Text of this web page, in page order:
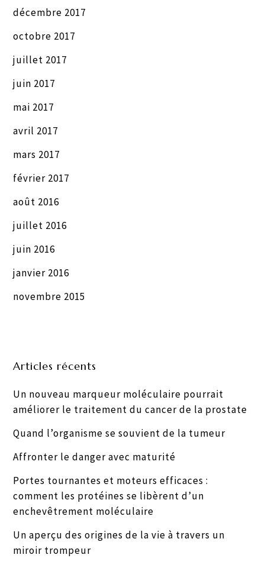
décembre 2017
octobre 2017
juillet 2017
juin 2017
mai 2017
avril 2017
mars 2017
février 2017
août 2016
juillet 2016
juin 2016
janvier 2016
novembre 2015
Articles récents
Un nouveau marqueur moléculaire pourrait
améliorer le traitement du cancer de la prostate
Quand l’organisme se souvient de la tumeur
Affronter le danger avec maturité
Portes tournantes et moteurs efficaces :
comment les protéines se libèrent d’un
enchevêtrement moléculaire
Un aperçu des origines de la vie à travers un
miroir trompeur